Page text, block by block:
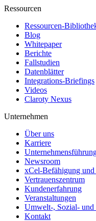
Ressourcen
Ressourcen-
Blog
Whitepaper
Berichte
Fallstudien
Datenblätter
Integrations-Briefings
Videos
Claroty Nexus
Unternehmen
Über uns
Karriere
Newsroom
xCel-Befähigung
Vertrauenszentrum
Kundenerfahrung
Veranstaltungen
Umwelt-, Sozial-
Kontakt